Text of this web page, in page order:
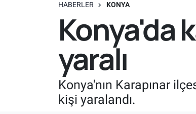
HABERLER KONYA
Konya'da
yaralı
Konya'nın Karapınar
kişi yaralandı.
Süper Lig Puan Durumu ve Fikstür
Son Dakika Haberleri
Haber Arşivi